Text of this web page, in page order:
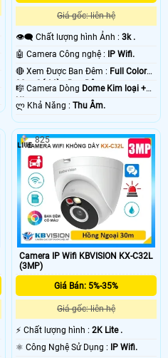
Giá gốc: liên hệ
👁️‍🗨 Chất lượng hình Ảnh :3k .
🤖️ Camera Công nghệ :
IP Wifi.
🔴 Xem Được Ban Đêm : Full Color
30m Có Màu Ban Ðêm.
🎼️ Camera Dòng Dome Kim loại +
Nhựa.
️ლ Khả Năng :Thu Âm.
Camera IP Wifi KBVISION KX-C32L
(3MP)
Giá Bán: 5%-35%
Giá gốc: liên hệ
️⚡ Chất lượng hình :2K Lite .
⚛️ Công Nghệ Sử Dụng : IP Wifi.
825